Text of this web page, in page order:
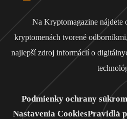
Na Kryptomagazine nájdete
kryptomenách tvorené
najlepší zdroj informácií o
Podmienky ochrany
Nastavenia CookiesPravidlá